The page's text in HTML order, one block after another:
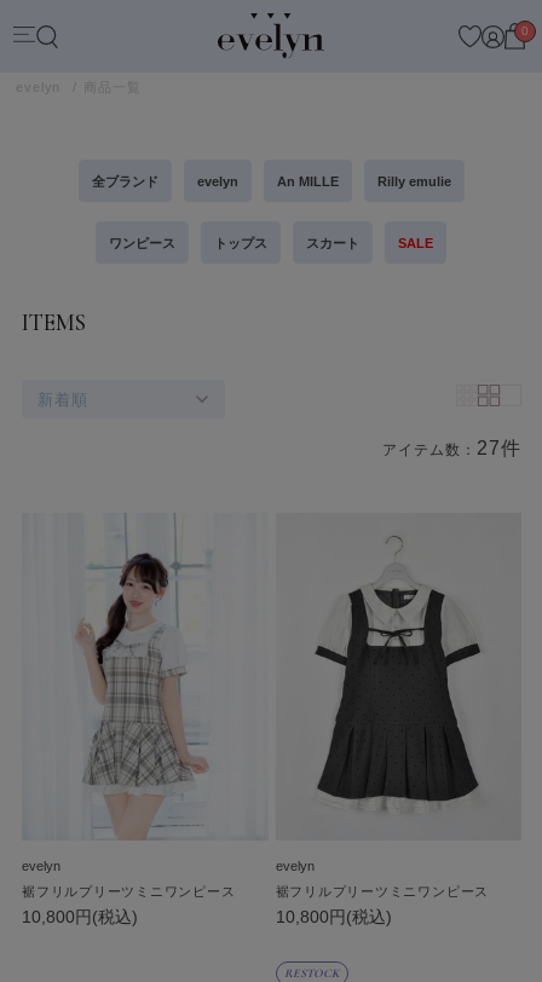
0
evelyn 商品一覧
全ブランド evelyn An MILLE Rilly emulie
ワンピース トップス スカート SALE
ITEMS
新着順
アイテム数： 27件
evelyn
裾フリルプリーツミニワンピース
10,800円(税込)
evelyn
裾フリルプリーツミニワンピース
10,800円(税込)
RESTOCK